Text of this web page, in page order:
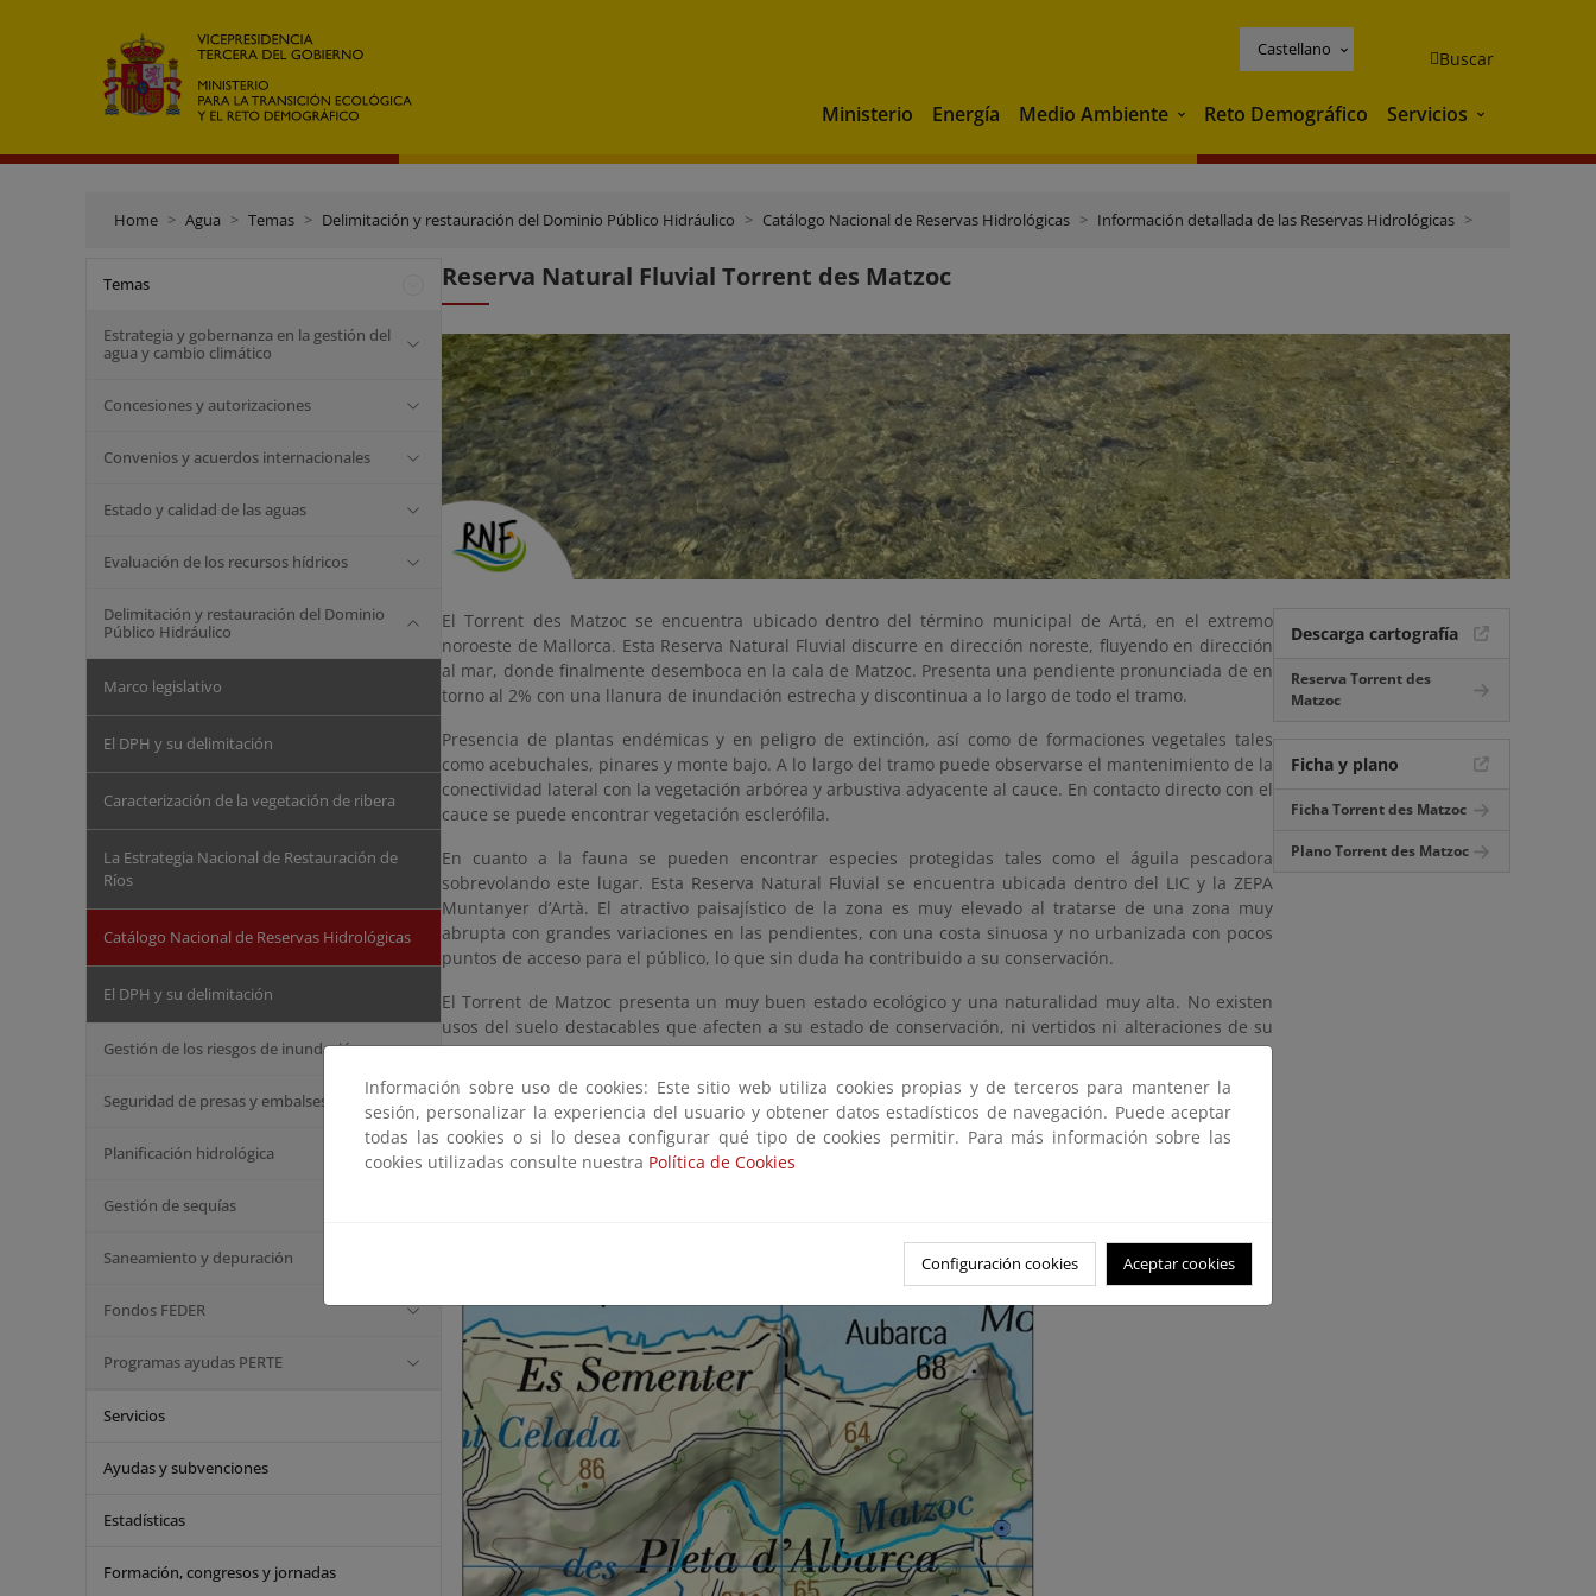
Castellano Buscar
Ministerio Energía Medio Ambiente Medio Ambiente
Reto Demográfico Servicios Servicios
Home Agua Temas Delimitación y restauración del Dominio Público Hidráulico Catálogo Nacional de Reservas Hidrológicas Información detallada de las Reservas Hidrológicas
Temas
Estrategia y gobernanza en la gestión del
agua y cambio climático
Concesiones y autorizaciones
Convenios y acuerdos internacionales
Estado y calidad de las aguas
Evaluación de los recursos hídricos
Delimitación y restauración del Dominio
Público Hidráulico
Marco legislativo
El DPH y su delimitación
Caracterización de la vegetación de ribera
La Estrategia Nacional de Restauración de
Ríos
Catálogo Nacional de Reservas Hidrológicas
El DPH y su delimitación
Gestión de los riesgos de inundación
Seguridad de presas y embalses
Planificación hidrológica
Gestión de sequías
Saneamiento y depuración
Fondos FEDER
Programas ayudas PERTE
Servicios
Ayudas y subvenciones
Estadísticas
Formación, congresos y jornadas
Reserva Natural Fluvial Torrent des Matzoc
El Torrent des Matzoc se encuentra ubicado dentro del término municipal de Artá, en el extremo
noroeste de Mallorca. Esta Reserva Natural Fluvial discurre en dirección noreste, fluyendo en dirección
al mar, donde finalmente desemboca en la cala de Matzoc. Presenta una pendiente pronunciada de en
torno al 2% con una llanura de inundación estrecha y discontinua a lo largo de todo el tramo.
Presencia de plantas endémicas y en peligro de extinción, así como de formaciones vegetales tales
como acebuchales, pinares y monte bajo. A lo largo del tramo puede observarse el mantenimiento de la
conectividad lateral con la vegetación arbórea y arbustiva adyacente al cauce. En contacto directo con el
cauce se puede encontrar vegetación esclerófila.
En cuanto a la fauna se pueden encontrar especies protegidas tales como el águila pescadora
sobrevolando este lugar. Esta Reserva Natural Fluvial se encuentra ubicada dentro del LIC y la ZEPA
Muntanyer d’Artà. El atractivo paisajístico de la zona es muy elevado al tratarse de una zona muy
abrupta con grandes variaciones en las pendientes, con una costa sinuosa y no urbanizada con pocos
puntos de acceso para el público, lo que sin duda ha contribuido a su conservación.
El Torrent de Matzoc presenta un muy buen estado ecológico y una naturalidad muy alta. No existen
usos del suelo destacables que afecten a su estado de conservación, ni vertidos ni alteraciones de su
cauce.
Descarga cartografía
Reserva Torrent des
Matzoc
Ficha y plano
Ficha Torrent des Matzoc
Plano Torrent des Matzoc
Información sobre uso de cookies: Este sitio web utiliza cookies propias y de terceros para mantener la
sesión, personalizar la experiencia del usuario y obtener datos estadísticos de navegación. Puede aceptar
todas las cookies o si lo desea configurar qué tipo de cookies permitir. Para más información sobre las
cookies utilizadas consulte nuestra Política de Cookies
Configuración cookies Aceptar cookies